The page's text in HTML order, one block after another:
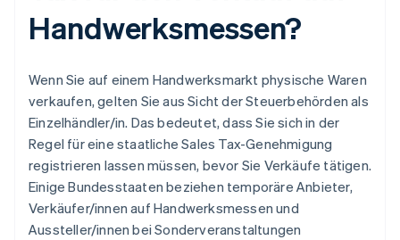
Handwerksmessen?
Wenn Sie auf einem Handwerksmarkt physische Waren
verkaufen, gelten Sie aus Sicht der Steuerbehörden als
Einzelhändler/in. Das bedeutet, dass Sie sich in der
Regel für eine staatliche Sales Tax-Genehmigung
registrieren lassen müssen, bevor Sie Verkäufe tätigen.
Einige Bundesstaaten beziehen temporäre Anbieter,
Verkäufer/innen auf Handwerksmessen und
Aussteller/innen bei Sonderveranstaltungen